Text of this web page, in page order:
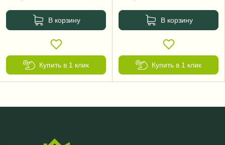
В корзину
Купить в 1 клик
В корзину
Купить в 1 клик